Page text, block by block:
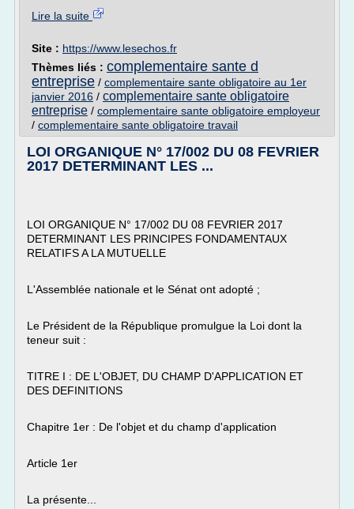
Lire la suite
Site : https://www.lesechos.fr
Thèmes liés : complementaire sante d
entreprise / complementaire sante obligatoire au 1er
janvier 2016 / complementaire sante obligatoire
entreprise / complementaire sante obligatoire employeur
/ complementaire sante obligatoire travail
LOI ORGANIQUE N° 17/002 DU 08 FEVRIER
2017 DETERMINANT LES ...
LOI ORGANIQUE N° 17/002 DU 08 FEVRIER 2017
DETERMINANT LES PRINCIPES FONDAMENTAUX
RELATIFS A LA MUTUELLE
L'Assemblée nationale et le Sénat ont adopté ;
Le Président de la République promulgue la Loi dont la
teneur suit :
TITRE I : DE L'OBJET, DU CHAMP D'APPLICATION ET
DES DEFINITIONS
Chapitre 1er : De l'objet et du champ d'application
Article 1er
La présente...